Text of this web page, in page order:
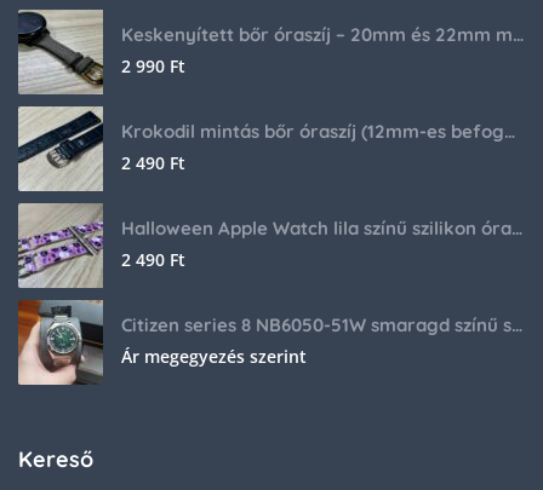
Keskenyített bőr óraszíj – 20mm és 22mm méretben
2 990 Ft
Krokodil mintás bőr óraszíj (12mm-es befogóval rendelkező órához)
2 490 Ft
Halloween Apple Watch lila színű szilikon óraszíj
2 490 Ft
Citizen series 8 NB6050-51W smaragd színű számlappal
Ár megegyezés szerint
Kereső